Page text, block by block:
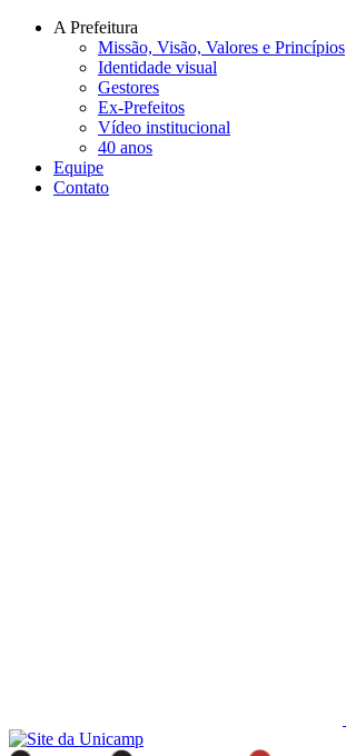
Conteúdo principal
A Prefeitura
Missão, Visão, Valores e Princípios
Identidade visual
Gestores
Ex-Prefeitos
Vídeo institucional
40 anos
Equipe
Contato